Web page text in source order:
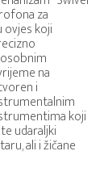
za
koji
na
i
koji
udaraljki
ali i žičane